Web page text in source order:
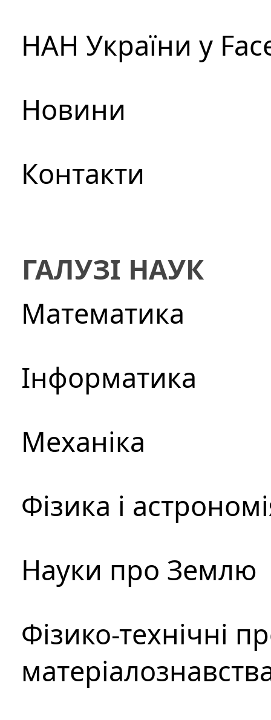
НАН України у
Новини
Контакти
ГАЛУЗІ НАУК
Математика
Інформатика
Механіка
Фізика і
Науки про Землю
Фізико-технічні